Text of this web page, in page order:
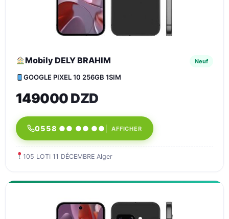
Mobily DELY BRAHIM Neuf
GOOGLE PIXEL 10 256GB 1SIM
149000 DZD
0558 ●● ●● ●● AFFICHER
105 LOTI 11 DÉCEMBRE Alger